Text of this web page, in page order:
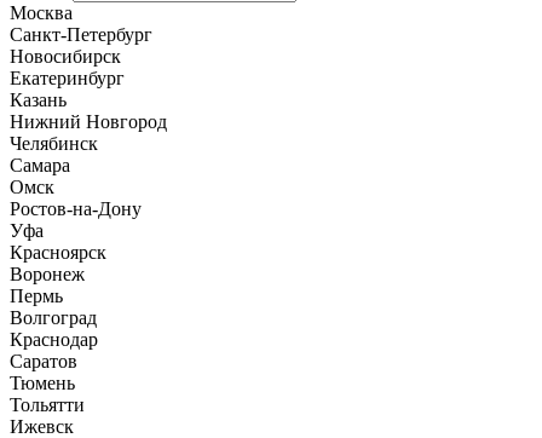
Москва
Санкт-Петербург
Новосибирск
Екатеринбург
Казань
Нижний Новгород
Челябинск
Самара
Омск
Ростов-на-Дону
Уфа
Красноярск
Воронеж
Пермь
Волгоград
Краснодар
Саратов
Тюмень
Тольятти
Ижевск